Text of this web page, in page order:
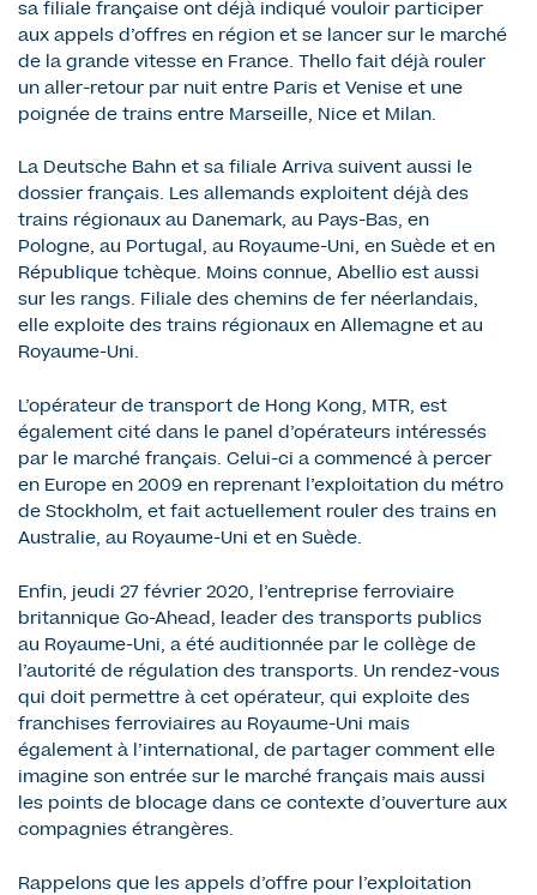
sa filiale française ont déjà indiqué vouloir participer
aux appels d’offres en région et se lancer sur le marché
de la grande vitesse en France. Thello fait déjà rouler
un aller-retour par nuit entre Paris et Venise et une
poignée de trains entre Marseille, Nice et Milan.
La Deutsche Bahn et sa filiale Arriva suivent aussi le
dossier français. Les allemands exploitent déjà des
trains régionaux au Danemark, au Pays-Bas, en
Pologne, au Portugal, au Royaume-Uni, en Suède et en
République tchèque. Moins connue, Abellio est aussi
sur les rangs. Filiale des chemins de fer néerlandais,
elle exploite des trains régionaux en Allemagne et au
Royaume-Uni.
L’opérateur de transport de Hong Kong, MTR, est
également cité dans le panel d’opérateurs intéressés
par le marché français. Celui-ci a commencé à percer
en Europe en 2009 en reprenant l’exploitation du métro
de Stockholm, et fait actuellement rouler des trains en
Australie, au Royaume-Uni et en Suède.
Enfin, jeudi 27 février 2020, l’entreprise ferroviaire
britannique Go-Ahead, leader des transports publics
au Royaume-Uni, a été auditionnée par le collège de
l’autorité de régulation des transports. Un rendez-vous
qui doit permettre à cet opérateur, qui exploite des
franchises ferroviaires au Royaume-Uni mais
également à l’international, de partager comment elle
imagine son entrée sur le marché français mais aussi
les points de blocage dans ce contexte d’ouverture aux
compagnies étrangères.
Rappelons que les appels d’offre pour l’exploitation